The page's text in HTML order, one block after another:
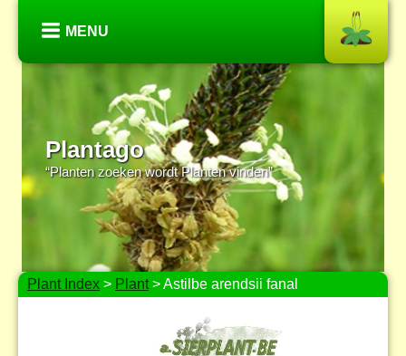
MENU
Plantago
“Planten zoeken wordt Planten vinden”
Plant Index > Plant> Astilbe arendsii fanal